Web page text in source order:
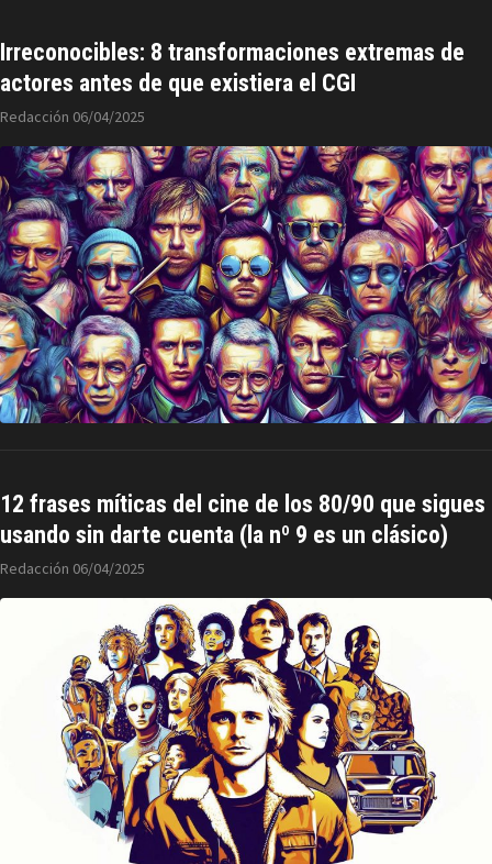
Irreconocibles: 8 transformaciones extremas de
actores antes de que existiera el CGI
Redacción 06/04/2025
12 frases míticas del cine de los 80/90 que sigues
usando sin darte cuenta (la nº 9 es un clásico)
Redacción 06/04/2025